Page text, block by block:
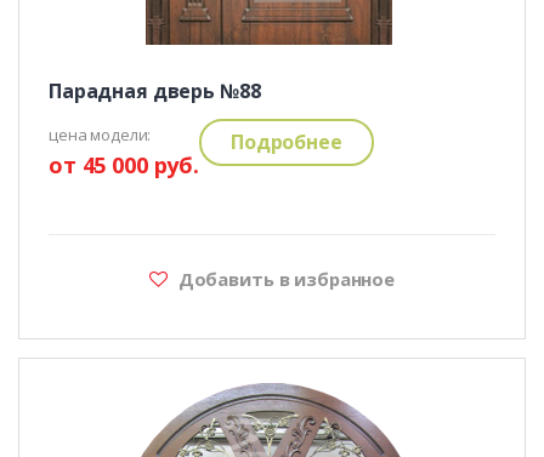
Парадная дверь №88
цена модели:
от 45 000 руб.
Подробнее
Добавить в избранное